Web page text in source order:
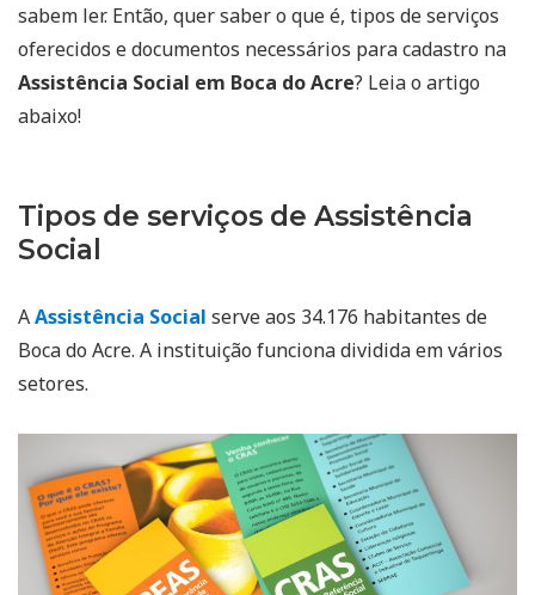
sabem ler. Então, quer saber o que é, tipos de serviços
oferecidos e documentos necessários para cadastro na
Assistência Social em Boca do Acre? Leia o artigo
abaixo!
Tipos de serviços de Assistência
Social
AAssistência Social serve aos 34.176 habitantes de
Boca do Acre. A instituição funciona dividida em vários
setores.